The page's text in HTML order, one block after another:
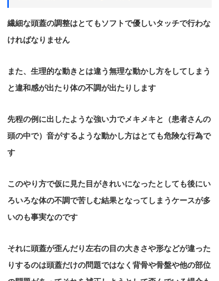
繊細な頭蓋の調整はとてもソフトで優しいタッチで行わな
ければなりません
また、生理的な動きとは違う無理な動かし方をしてしまう
と違和感が出たり体の不調が出たりします
先程の例に出したような強い力でメキメキと（患者さんの
頭の中で）音がするような動かし方はとても危険な行為で
す
このやり方で仮に見た目がきれいになったとしても後にい
ろいろな体の不調で苦しむ結果となってしまうケースが多
いのも事実なのです
それに頭蓋が歪んだり左右の目の大きさや形などが違った
りするのは頭蓋だけの問題ではなく背骨や骨盤や他の部位